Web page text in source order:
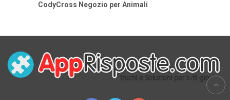
CodyCross Negozio per Animali